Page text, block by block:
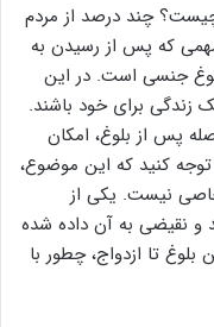
چند درصد از مردم
که پس از رسیدن به
جنسی است. در این
زندگی برای خود باشند.
پس از بلوغ، امکان
توجه کنید که این موضوع،
نیست. یکی از
و نقیضی به آن داده شده
تا ازدواج، چطور با